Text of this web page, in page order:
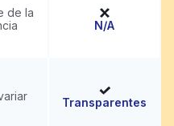
de la
N/A
Transparentes